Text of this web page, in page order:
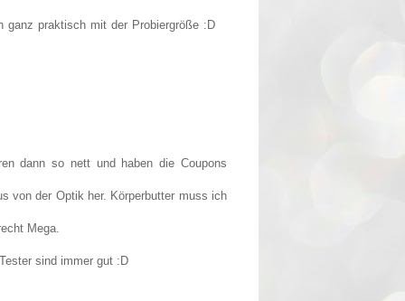
praktisch mit der Probiergröße :D
dann so nett und haben die Coupons
von der Optik her. Körperbutter muss ich
Mega.
sind immer gut :D